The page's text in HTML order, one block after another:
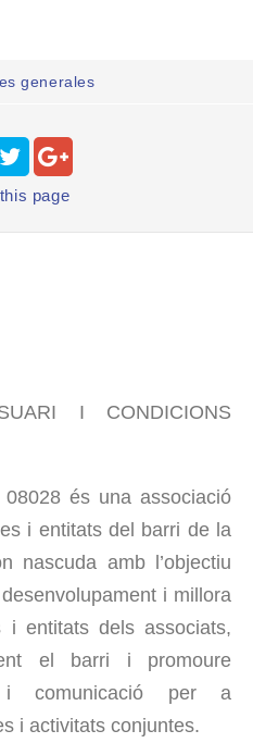
generales
this page
I CONDICIONS
és una associació
i entitats del barri de la
nascuda amb l’objectiu
i millora
i entitats dels associats,
el barri i promoure
comunicació per a
i activitats conjuntes.